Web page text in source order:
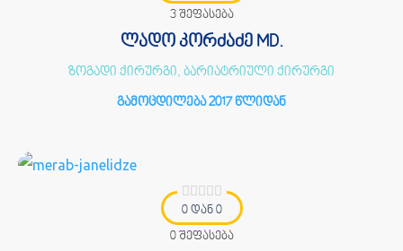
3 შეფასება
ლადო კორძაძე MD.
ზოგადი ქირურგი, ბარიატრიული ქირურგი
გამოცდილება 2017 წლიდან
0 დან 0
0 შეფასება